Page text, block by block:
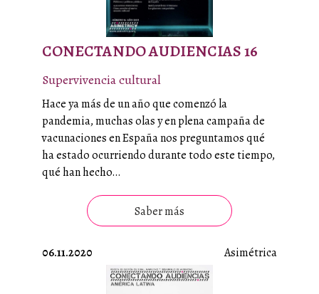
CONECTANDO AUDIENCIAS 16
Supervivencia cultural
Hace ya más de un año que comenzó la
pandemia, muchas olas y en plena campaña de
vacunaciones en España nos preguntamos qué
ha estado ocurriendo durante todo este tiempo,
qué han hecho…
Saber más
06.11.2020 Asimétrica